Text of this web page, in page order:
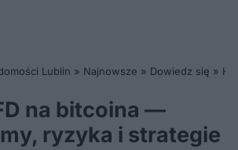
Lublin » Najnowsze » Dowiedz się »
na bitcoina —
ryzyka i strategie